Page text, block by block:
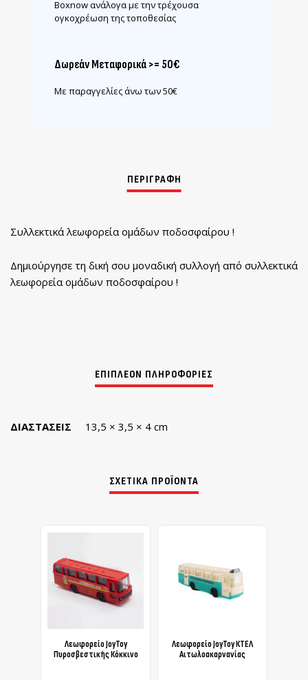
Boxnow ανάλογα με την τρέχουσα
ογκοχρέωση της τοποθεσίας
Δωρεάν Μεταφορικά >= 50€
Με παραγγελίες άνω των 50€
Συλλεκτικά λεωφορεία ομάδων ποδοσφαίρου !
Δημιούργησε τη δική σου μοναδική συλλογή από συλλεκτικά
λεωφορεία ομάδων ποδοσφαίρου !
ΔΙΑΣΤΆΣΕΙΣ 13,5 × 3,5 × 4 cm
ΣΧΕΤΙΚΆ ΠΡΟΪΌΝΤΑ
Λεωφορείο JoyToy
Πυροσβεστικής Κόκκινο
Λεωφορείο JoyToy ΚΤΕΛ
Αιτωλοακαρνανίας